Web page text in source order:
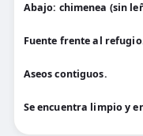
Abajo: chimenea (sin
Fuente frente al
Aseos contiguos.
Se encuentra limpio y